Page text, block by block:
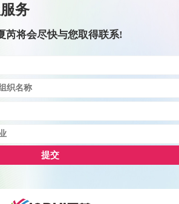
务
芮将会尽快与您取得联系!
提交